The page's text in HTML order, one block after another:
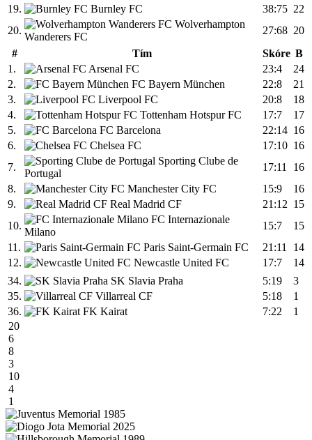
19.
Burnley FC 38:75 22
20.
Wolverhampton
Wanderers FC
27:68 20
#
Tím Skóre B
1.
Arsenal FC 23:4
24
2.
FC Bayern München 22:8
21
3.
Liverpool FC 20:8
18
4.
Tottenham Hotspur FC 17:7
17
5.
FC Barcelona 22:14 16
6.
Chelsea FC 17:10 16
7.
Sporting Clube de
Portugal
17:11
16
8.
Manchester City FC 15:9
16
9.
Real Madrid CF 21:12 15
10.
FC Internazionale
Milano
15:7
15
11.
Paris Saint-Germain FC 21:11
14
12.
Newcastle United FC 17:7
14
34.
SK Slavia Praha 5:19
3
35.
Villarreal CF 5:18
1
36.
FK Kairat 7:22
1
20
6
8
3
10
4
1